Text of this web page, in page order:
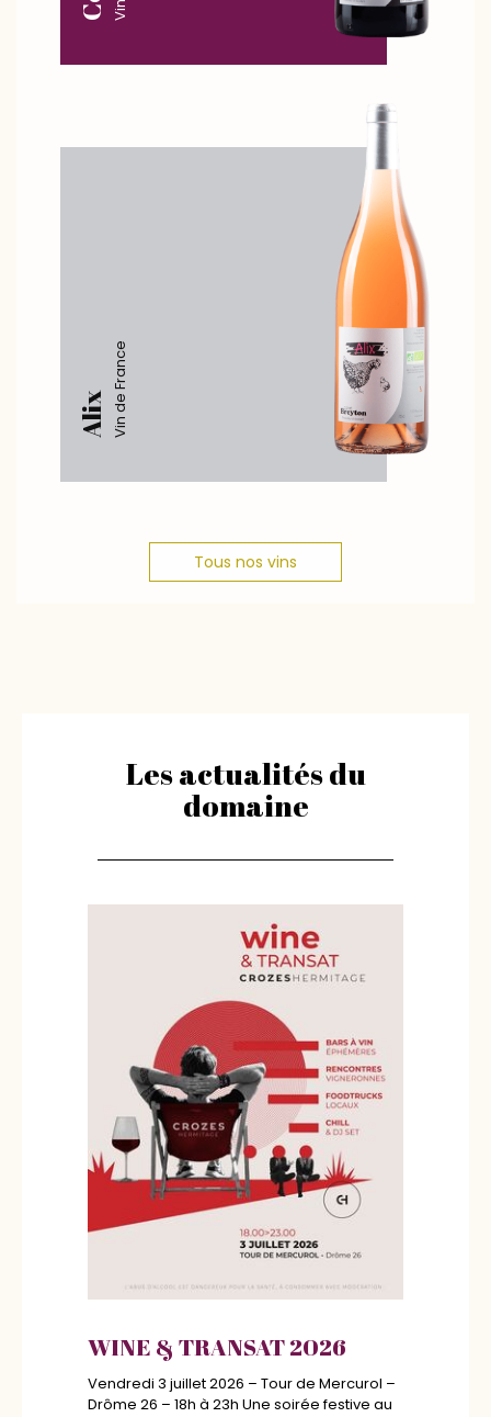
Alix Vin de France
Tous nos vins
Les actualités du
domaine
WINE & TRANSAT 2026
Vendredi 3 juillet 2026 – Tour de Mercurol –
Drôme 26 – 18h à 23h Une soirée festive au